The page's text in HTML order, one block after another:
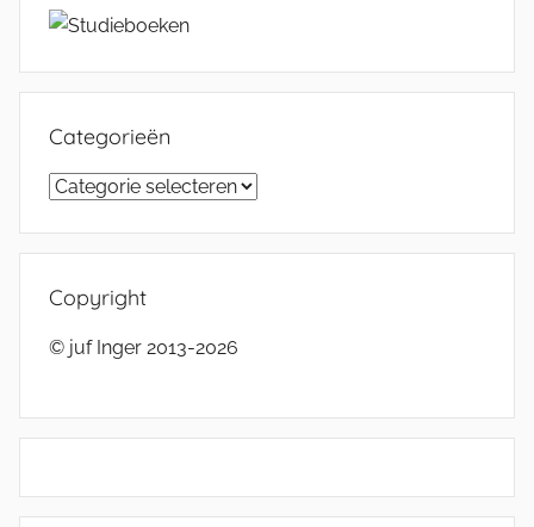
Categorieën
Categorieën
Copyright
© juf Inger 2013-2026